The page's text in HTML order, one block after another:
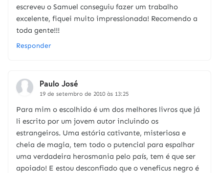
escreveu o Samuel conseguiu fazer um trabalho
excelente, fiquei muito impressionada! Recomendo a
toda gente!!!
Responder
Paulo José
19 de setembro de 2010 às 13:25
Para mim o escolhido é um dos melhores livros que já
li escrito por um jovem autor incluindo os
estrangeiros. Uma estória cativante, misteriosa e
cheia de magia, tem todo o putencial para espalhar
uma verdadeira herosmania pelo país, tem é que ser
apoiado! E estou desconfiado que o veneficus negro é